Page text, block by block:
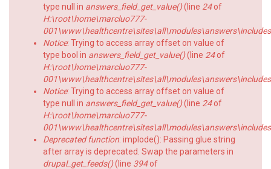
type null in answers_field_get_value()(line 24of
H:\root\home\marcluo777-
Notice: Trying to access array offset on value of
type bool in answers_field_get_value()(line 24of
H:\root\home\marcluo777-
Notice: Trying to access array offset on value of
type null in answers_field_get_value()(line 24of
H:\root\home\marcluo777-
Deprecated function: implode(): Passing glue string
after array is deprecated. Swap the parameters in
drupal_get_feeds()(line 394of